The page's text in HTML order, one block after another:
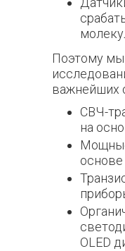
Поэтому
важнейших
СВЧ-
на
основе
OLED